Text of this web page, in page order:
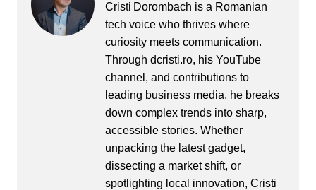
Cristi Dorombach is a Romanian
tech voice who thrives where
curiosity meets communication.
Through dcristi.ro, his YouTube
channel, and contributions to
leading business media, he breaks
down complex trends into sharp,
accessible stories. Whether
unpacking the latest gadget,
dissecting a market shift, or
spotlighting local innovation, Cristi